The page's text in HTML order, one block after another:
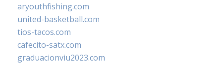
aryouthfishing.com
united-basketball.com
tios-tacos.com
cafecito-satx.com
graduacionviu2023.com